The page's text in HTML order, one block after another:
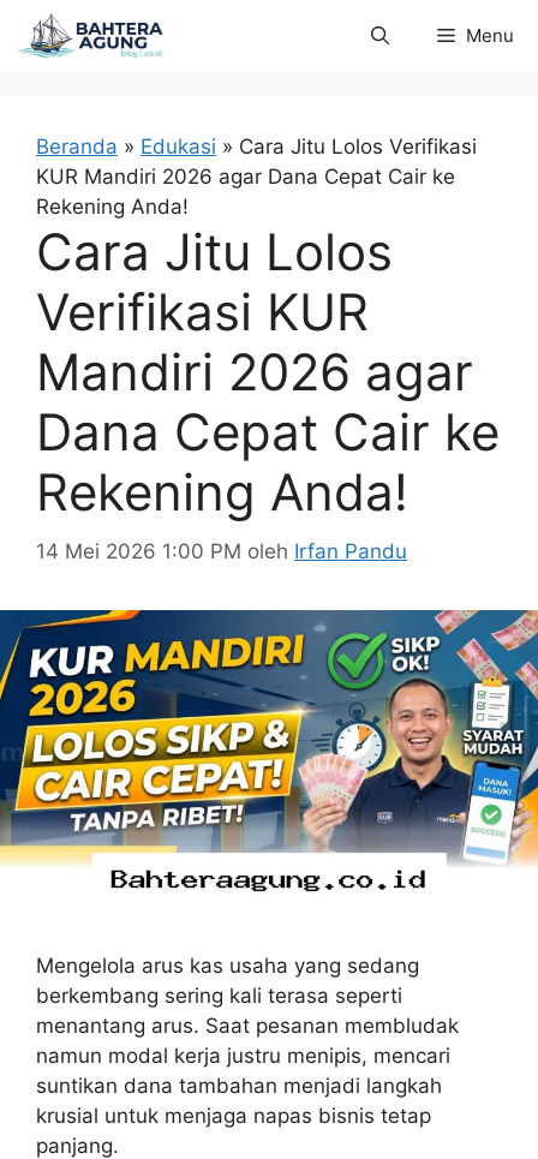
Langsung
ke
Menu
Beranda » Edukasi » Cara Jitu Lolos Verifikasi
KUR Mandiri 2026 agar Dana Cepat Cair ke
Rekening Anda!
Cara Jitu Lolos
Verifikasi KUR
Mandiri 2026 agar
Dana Cepat Cair ke
Rekening Anda!
14 Mei 2026 1:00 PM oleh Irfan Pandu
Mengelola arus kas usaha yang sedang
berkembang sering kali terasa seperti
menantang arus. Saat pesanan membludak
namun modal kerja justru menipis, mencari
suntikan dana tambahan menjadi langkah
krusial untuk menjaga napas bisnis tetap
panjang.